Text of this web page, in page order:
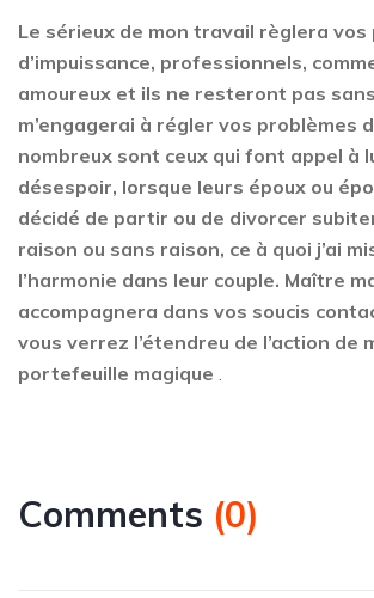
Le sérieux de mon travail règlera vos
d’impuissance, professionnels,
amoureux et ils ne resteront pas
m’engagerai à régler vos problèmes
nombreux sont ceux qui font appel à
désespoir, lorsque leurs époux ou
décidé de partir ou de divorcer
raison ou sans raison, ce à quoi j’ai
l’harmonie dans leur couple. Maître
accompagnera dans vos soucis
vous verrez l’étendreu de l’action de
portefeuille magique .
Comments (0)